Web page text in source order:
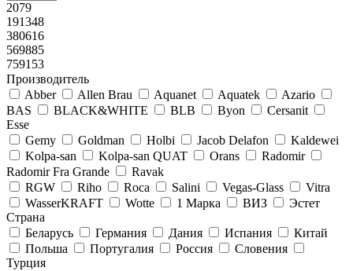
2079
191348
380616
569885
759153
Производитель
Abber
Allen Brau Aquanet Aquatek
Azario
BAS
BLACK&WHITE BLB Byon
Cersanit
Esse
Gemy
Goldman Holbi Jacob Delafon
Kaldewei
Kolpa-san
Kolpa-san QUAT Orans
Radomir
Radomir Fra Grande
Ravak
RGW
Riho Roca Salini Vegas-Glass
Vitra
WasserKRAFT
Wotte 1 Марка ВИЗ
Эстет
Страна
Беларусь
Германия Дания Испания
Китай
Польша
Португалия Россия
Словения
Турция